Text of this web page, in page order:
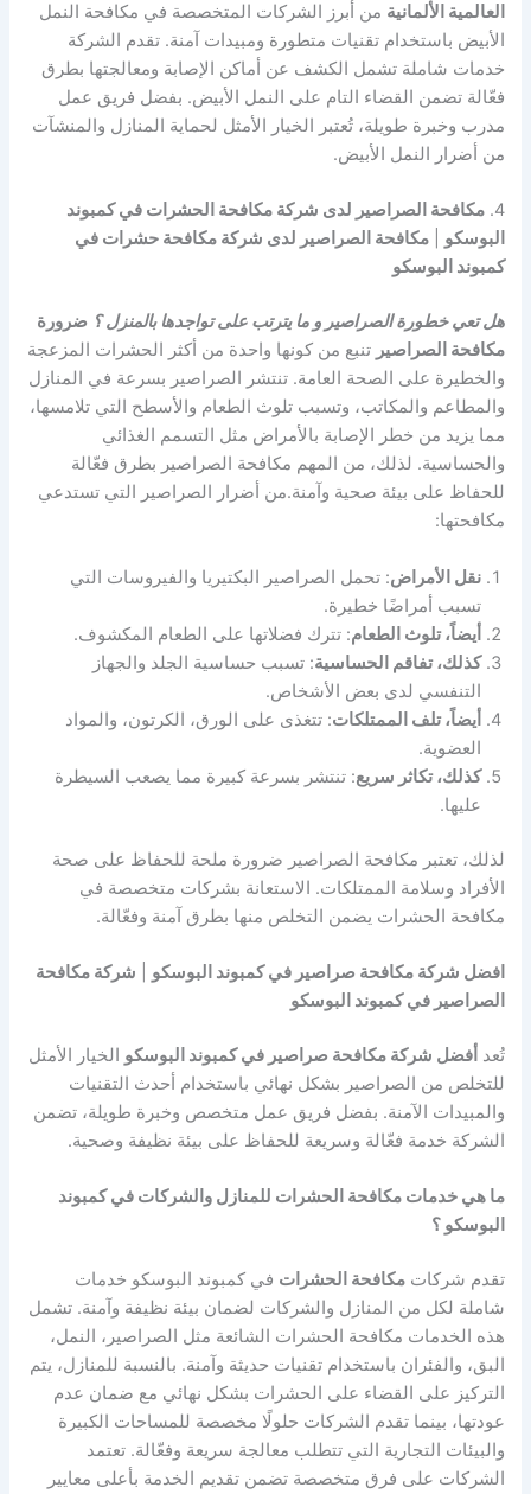
العالمية الألمانية من أبرز الشركات المتخصصة في مكافحة النمل
الأبيض باستخدام تقنيات متطورة ومبيدات آمنة. تقدم الشركة
خدمات شاملة تشمل الكشف عن أماكن الإصابة ومعالجتها بطرق
فعّالة تضمن القضاء التام على النمل الأبيض. بفضل فريق عمل
مدرب وخبرة طويلة، تُعتبر الخيار الأمثل لحماية المنازل والمنشآت
من أضرار النمل الأبيض.
4. مكافحة الصراصير لدى شركة مكافحة الحشرات في كمبوند
البوسكو |مكافحة الصراصير لدى شركة مكافحة حشرات في
كمبوند البوسكو
هل تعي خطورة الصراصير و ما يترتب على تواجدها بالمنزل ؟ ضرورة
مكافحة الصراصير تنبع من كونها واحدة من أكثر الحشرات المزعجة
والخطيرة على الصحة العامة. تنتشر الصراصير بسرعة في المنازل
والمطاعم والمكاتب، وتسبب تلوث الطعام والأسطح التي تلامسها،
مما يزيد من خطر الإصابة بالأمراض مثل التسمم الغذائي
والحساسية. لذلك، من المهم مكافحة الصراصير بطرق فعّالة
للحفاظ على بيئة صحية وآمنة.من أضرار الصراصير التي تستدعي
مكافحتها:
نقل الأمراض: تحمل الصراصير البكتيريا والفيروسات التي
تسبب أمراضًا خطيرة.
أيضاً، تلوث الطعام: تترك فضلاتها على الطعام المكشوف.
كذلك، تفاقم الحساسية: تسبب حساسية الجلد والجهاز
التنفسي لدى بعض الأشخاص.
أيضاً، تلف الممتلكات: تتغذى على الورق، الكرتون، والمواد
العضوية.
كذلك، تكاثر سريع: تنتشر بسرعة كبيرة مما يصعب السيطرة
عليها.
لذلك، تعتبر مكافحة الصراصير ضرورة ملحة للحفاظ على صحة
الأفراد وسلامة الممتلكات. الاستعانة بشركات متخصصة في
مكافحة الحشرات يضمن التخلص منها بطرق آمنة وفعّالة.
افضل شركة مكافحة صراصير في كمبوند البوسكو
شركة مكافحة
الصراصير في كمبوند البوسكو
تُعد أفضل شركة مكافحة صراصير في كمبوند البوسكو الخيار الأمثل
للتخلص من الصراصير بشكل نهائي باستخدام أحدث التقنيات
والمبيدات الآمنة. بفضل فريق عمل متخصص وخبرة طويلة، تضمن
الشركة خدمة فعّالة وسريعة للحفاظ على بيئة نظيفة وصحية.
ما هي خدمات مكافحة الحشرات للمنازل والشركات في كمبوند
البوسكو ؟
تقدم شركاتمكافحة الحشرات في كمبوند البوسكو خدمات
شاملة لكل من المنازل والشركات لضمان بيئة نظيفة وآمنة. تشمل
هذه الخدمات مكافحة الحشرات الشائعة مثل الصراصير، النمل،
البق، والفئران باستخدام تقنيات حديثة وآمنة. بالنسبة للمنازل، يتم
التركيز على القضاء على الحشرات بشكل نهائي مع ضمان عدم
عودتها، بينما تقدم الشركات حلولًا مخصصة للمساحات الكبيرة
والبيئات التجارية التي تتطلب معالجة سريعة وفعّالة. تعتمد
الشركات على فرق متخصصة تضمن تقديم الخدمة بأعلى معايير